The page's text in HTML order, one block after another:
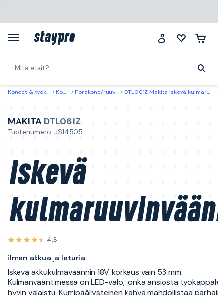
Koneet & työkalut Koneet Porakone/ruuvinvääntimet DTL061Z Makita Iskevä kulmaruuvinväännin ilman akkua ja laturia
MAKITA DTL061Z
Tuotenumero: JS14505
Iskevä
4,8
ilman akkua ja laturia
Iskevä akkukulmaväännin 18V, korkeus vain 53 mm.
Kulmanvääntimessä on LED-valo, jonka ansiosta
hyvin valaistu. Kumipäällysteinen kahva mahdollistaa